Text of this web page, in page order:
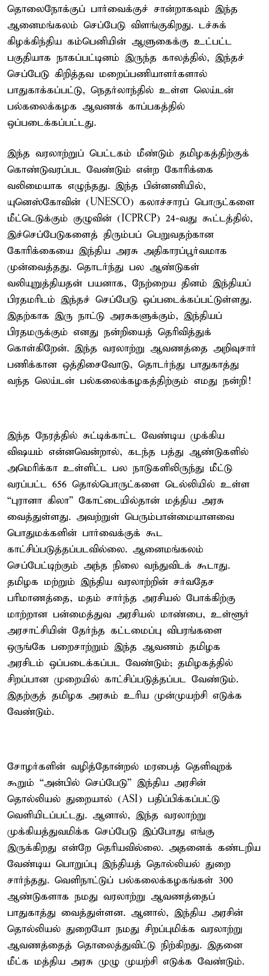
தொலைநோக்குப் பார்வைக்குச் சான்றாகவும் இந்த
ஆனைமங்கலம் செப்பேடு விளங்குகிறது. டச்சுக்
கிழக்கிந்திய கம்பெனியின் ஆளுகைக்கு உட்பட்ட
பகுதியாக நாகப்பட்டினம் இருந்த காலத்தில், இந்தச்
செப்பேடு கிறித்தவ மறைப்பணியாளர்களால்
பாதுகாக்கப்பட்டு, நெதர்லாந்தில் உள்ள லெய்டன்
பல்கலைக்கழக ஆவணக் காப்பகத்தில்
ஒப்படைக்கப்பட்டது.
இந்த வரலாற்றுப் பெட்டகம் மீண்டும் தமிழகத்திற்குக்
கொண்டுவரப்பட வேண்டும் என்ற கோரிக்கை
வலிமையாக எழுந்தது. இந்த பின்னணியில்,
யுனெஸ்கோவின் (UNESCO) கலாச்சாரப் பொருட்களை
மீட்டெடுக்கும் குழுவின் (ICPRCP) 24-வது கூட்டத்தில்,
இச்செப்பேடுகளைத் திரும்பப் பெறுவதற்கான
கோரிக்கையை இந்திய அரசு அதிகாரப்பூர்வமாக
முன்வைத்தது. தொடர்ந்து பல ஆண்டுகள்
வலியுறுத்தியதன் பயனாக, நேற்றைய தினம் இந்தியப்
பிரதமரிடம் இந்தச் செப்பேடு ஒப்படைக்கப்பட்டுள்ளது.
இதற்காக இரு நாட்டு அரசுகளுக்கும், இந்தியப்
பிரதமருக்கும் எனது நன்றியைத் தெரிவித்துக்
கொள்கிறேன். இந்த வரலாற்று ஆவணத்தை அறிவுசார்
பணிக்கான ஒத்திசைவோடு, தொடர்ந்து பாதுகாத்து
வந்த லெய்டன் பல்கலைக்கழகத்திற்கும் எமது நன்றி!
இந்த நேரத்தில் சுட்டிக்காட்ட வேண்டிய முக்கிய
விஷயம் என்னவென்றால், கடந்த பத்து ஆண்டுகளில்
அமெரிக்கா உள்ளிட்ட பல நாடுகளிலிருந்து மீட்டு
வரப்பட்ட 656 தொல்பொருட்களை டெல்லியில் உள்ள
“புரானா கிலா” கோட்டையில்தான் மத்திய அரசு
வைத்துள்ளது. அவற்றுள் பெரும்பான்மையானவை
பொதுமக்களின் பார்வைக்குக் கூட
காட்சிப்படுத்தப்படவில்லை. ஆனைமங்கலம்
செப்பேட்டிற்கும் அந்த நிலை வந்துவிடக் கூடாது.
தமிழக மற்றும் இந்திய வரலாற்றின் சர்வதேச
பரிமாணத்தை, மதம் சார்ந்த அரசியல் போக்கிற்கு
மாற்றான பன்மைத்துவ அரசியல் மாண்பை, உள்ளூர்
அரசாட்சியின் தேர்ந்த கட்டமைப்பு விபரங்களை
ஒருங்கே பறைசாற்றும் இந்த ஆவணம் தமிழக
அரசிடம் ஒப்படைக்கப்பட வேண்டும்; தமிழகத்தில்
சிறப்பான முறையில் காட்சிப்படுத்தப்பட வேண்டும்.
இதற்குத் தமிழக அரசும் உரிய முன்முயற்சி எடுக்க
வேண்டும்.
சோழர்களின் வழித்தோன்றல் மரபைத் தெளிவுறக்
கூறும் “அன்பில் செப்பேடு” இந்திய அரசின்
தொல்லியல் துறையால் (ASI) பதிப்பிக்கப்பட்டு
வெளியிடப்பட்டது. ஆனால், இந்த வரலாற்று
முக்கியத்துவமிக்க செப்பேடு இப்போது எங்கு
இருக்கிறது என்றே தெரியவில்லை. அதனைக் கண்டறிய
வேண்டிய பொறுப்பு இந்தியத் தொல்லியல் துறை
சார்ந்தது. வெளிநாட்டுப் பல்கலைக்கழகங்கள் 300
ஆண்டுகளாக நமது வரலாற்று ஆவணத்தைப்
பாதுகாத்து வைத்துள்ளன. ஆனால், இந்திய அரசின்
தொல்லியல் துறையோ நமது சிறப்புமிக்க வரலாற்று
ஆவணத்தைத் தொலைத்துவிட்டு நிற்கிறது. இதனை
மீட்க மத்திய அரசு முழு முயற்சி எடுக்க வேண்டும்.